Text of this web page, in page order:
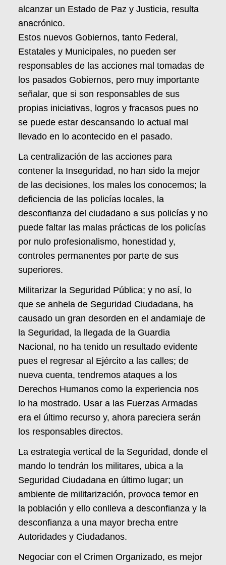
alcanzar un Estado de Paz y Justicia, resulta
anacrónico.
Estos nuevos Gobiernos, tanto Federal,
Estatales y Municipales, no pueden ser
responsables de las acciones mal tomadas de
los pasados Gobiernos, pero muy importante
señalar, que si son responsables de sus
propias iniciativas, logros y fracasos pues no
se puede estar descansando lo actual mal
llevado en lo acontecido en el pasado.
La centralización de las acciones para
contener la Inseguridad, no han sido la mejor
de las decisiones, los males los conocemos; la
deficiencia de las policías locales, la
desconfianza del ciudadano a sus policías y no
puede faltar las malas prácticas de los policías
por nulo profesionalismo, honestidad y,
controles permanentes por parte de sus
superiores.
Militarizar la Seguridad Pública; y no así, lo
que se anhela de Seguridad Ciudadana, ha
causado un gran desorden en el andamiaje de
la Seguridad, la llegada de la Guardia
Nacional, no ha tenido un resultado evidente
pues el regresar al Ejército a las calles; de
nueva cuenta, tendremos ataques a los
Derechos Humanos como la experiencia nos
lo ha mostrado. Usar a las Fuerzas Armadas
era el último recurso y, ahora pareciera serán
los responsables directos.
La estrategia vertical de la Seguridad, donde el
mando lo tendrán los militares, ubica a la
Seguridad Ciudadana en último lugar; un
ambiente de militarización, provoca temor en
la población y ello conlleva a desconfianza y la
desconfianza a una mayor brecha entre
Autoridades y Ciudadanos.
Negociar con el Crimen Organizado, es mejor